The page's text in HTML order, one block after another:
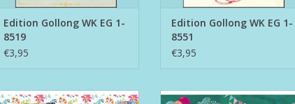
Edition Gollong WK EG 1-
8519
€3,95
Edition Gollong WK EG 1-
8551
€3,95
Postkaart Edition Gollong EG 12-
Postkaart Edition Gollong EG